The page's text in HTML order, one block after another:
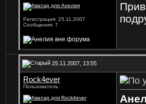
Регистрация: 25.11.2007
Сообщения: 7
25.11.2007, 13:55
Rock4ever
Пользователь